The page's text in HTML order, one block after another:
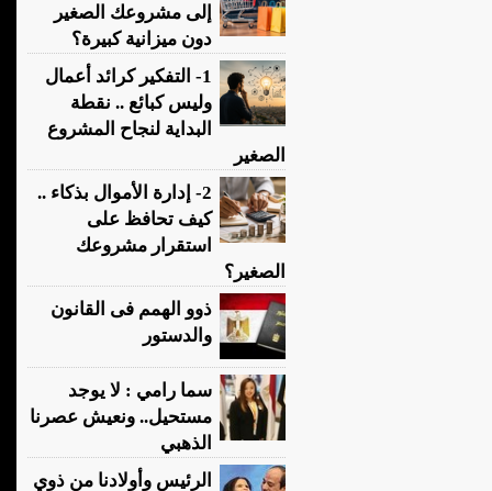
إلى مشروعك الصغير
دون ميزانية كبيرة؟
1- التفكير كرائد أعمال
وليس كبائع .. نقطة
البداية لنجاح المشروع
الصغير
2- إدارة الأموال بذكاء ..
كيف تحافظ على
استقرار مشروعك
الصغير؟
ذوو الهمم فى القانون
والدستور
سما رامي : لا يوجد
مستحيل.. ونعيش عصرنا
الذهبي
الرئيس وأولادنا من ذوي